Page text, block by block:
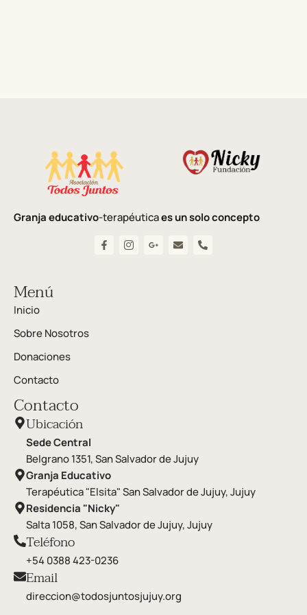
Granja educativo-terapéuticaes un solo concepto
Menú
Inicio
Sobre Nosotros
Donaciones
Contacto
Contacto
Ubicación
Sede Central
Belgrano 1351, San Salvador de Jujuy
Granja Educativo
Terapéutica "Elsita" San Salvador de Jujuy, Jujuy
Residencia "Nicky"
Salta 1058, San Salvador de Jujuy, Jujuy
Teléfono
+54 0388 423-0236
Email
direccion@todosjuntosjujuy.org